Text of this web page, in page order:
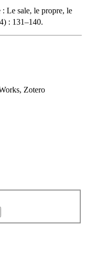
: Le sale, le propre, le
: 131–140.
Zotero